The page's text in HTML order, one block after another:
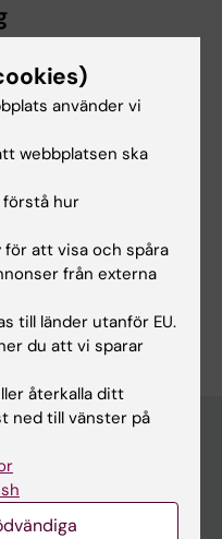
att utnyttja
för att studera ett
covid-19 och
rör kvinnor.
använder vi
webbplatsen ska
hur
för att visa och spåra
från externa
till länder utanför EU.
du att vi sparar
återkalla ditt
ned till vänster på